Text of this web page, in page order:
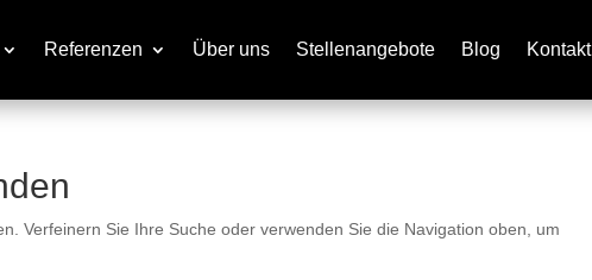
Referenzen Über uns Stellenangebote Blog Kontakt
Verfeinern Sie Ihre Suche oder verwenden Sie die Navigation oben, um